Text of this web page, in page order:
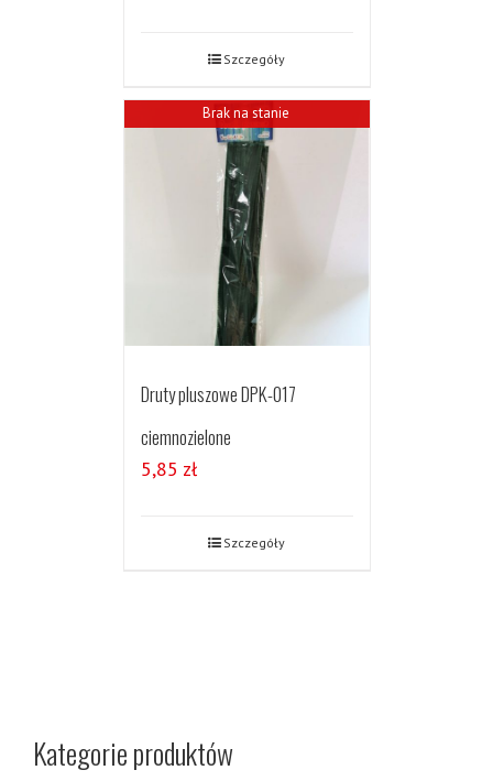
Szczegóły
Brak na stanie
Druty pluszowe DPK-017
ciemnozielone
5,85 zł
Szczegóły
Kategorie produktów